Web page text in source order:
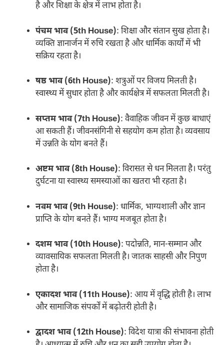
है और शिक्षा के क्षेत्र में लाभ होता है।
पंचम भाव (5th House): शिक्षा और संतान सुख होता है।
व्यक्ति ज्ञानार्जन में रुचि रखता है और धार्मिक कार्यों में भी
सक्रिय रहता है।
षष्ठ भाव (6th House): शत्रुओं पर विजय मिलती है।
स्वास्थ्य में सुधार होता है और कार्यक्षेत्र में सफलता मिलती है।
सप्तम भाव (7th House): वैवाहिक जीवन में कुछ बाधाएं
आ सकती हैं। जीवनसंगिनी से सहयोग कम होता है। व्यवसाय
में उन्नति के योग बनते हैं।
अष्टम भाव (8th House): विरासत से धन मिलता है। परंतु
दुर्घटना या स्वास्थ्य समस्याओं का खतरा भी रहता है।
नवम भाव (9th House): धार्मिक, भाग्यशाली और ज्ञान
प्राप्ति के योग बनते हैं। भाग्य मजबूत होता है।
दशम भाव (10th House): पदोन्नति, मान-सम्मान और
व्यावसायिक सफलता मिलती है। जातक साहसी और निपुण
होता है।
एकादश भाव (11th House): आय में वृद्धि होती है। लाभ
और सामाजिक संपर्कों में बढ़ोतरी होती है।
द्वादश भाव (12th House): विदेश यात्रा की संभावना होती